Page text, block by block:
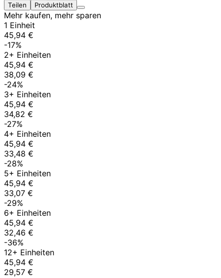
Teilen
Produktblatt
Mehr kaufen, mehr sparen
1 Einheit
45,94 €
-17%
2+ Einheiten
45,94 €
38,09 €
-24%
3+ Einheiten
45,94 €
34,82 €
-27%
4+ Einheiten
45,94 €
33,48 €
-28%
5+ Einheiten
45,94 €
33,07 €
-29%
6+ Einheiten
45,94 €
32,46 €
-36%
12+ Einheiten
45,94 €
29,57 €